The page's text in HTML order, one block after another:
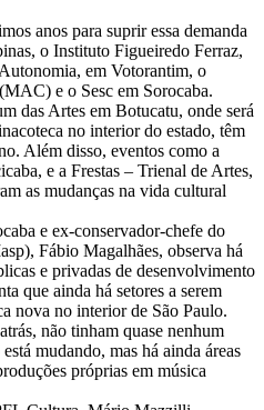
anos para suprir essa demanda
o Instituto Figueiredo Ferraz,
em Votorantim, o
e o Sesc em Sorocaba.
das Artes em Botucatu, onde será
no interior do estado, têm
Além disso, eventos como a
e a Frestas – Trienal de Artes,
as mudanças na vida cultural
e ex-conservador-chefe do
Fábio Magalhães, observa há
e privadas de desenvolvimento
que ainda há setores a serem
nova no interior de São Paulo.
não tinham quase nenhum
mudando, mas há ainda áreas
próprias em música